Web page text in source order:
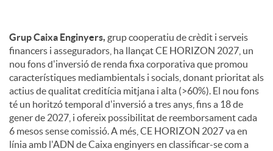
Grup Caixa Enginyers, grup cooperatiu de crèdit i serveis
financers i asseguradors, ha llançat CE HORIZON 2027, un
nou fons d'inversió de renda fixa corporativa que promou
característiques mediambientals i socials, donant prioritat als
actius de qualitat creditícia mitjana i alta (>60%). El nou fons
té un horitzó temporal d'inversió a tres anys, fins a 18 de
gener de 2027, i ofereix possibilitat de reemborsament cada
6 mesos sense comissió. A més, CE HORIZON 2027 va en
línia amb l'ADN de Caixa enginyers en classificar-se com a